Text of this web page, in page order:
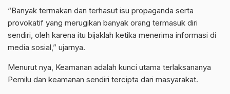
“Banyak termakan dan terhasut isu propaganda serta
provokatif yang merugikan banyak orang termasuk diri
sendiri, oleh karena itu bijaklah ketika menerima informasi di
media sosial,” ujarnya.
Menurut nya, Keamanan adalah kunci utama terlaksananya
Pemilu dan keamanan sendiri tercipta dari masyarakat.